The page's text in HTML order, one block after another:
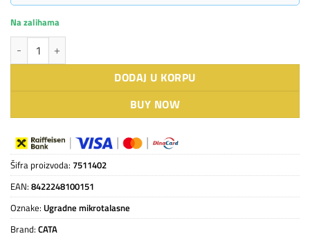
Na zalihama
CATA mikrotalasna MW BI2505DCG BK količina
DODAJ U KORPU
BUY NOW
Šifra proizvoda: 7511402
EAN: 8422248100151
Oznake: Ugradne mikrotalasne
Brand: CATA